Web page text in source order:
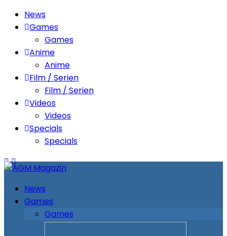
News
Games
Games
Anime
Anime
Film / Serien
Film / Serien
Videos
Videos
Specials
Specials
News
Games
Games